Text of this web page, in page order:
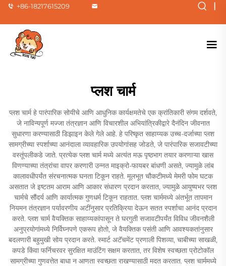
+86-18217615209 |
प्लश चार्म
प्लश चार्म हे पारंपारिक सोयीचे आणि आधुनिक कार्यक्षमतेचे एक क्रांतिकारी संगम दर्शवते,
जे नाविन्यपूर्ण मज्जा तंत्रज्ञान आणि विचारशील अभियांत्रिकीद्वारे दैनंदिन जीवनात
सुधारणा करण्यासाठी डिझाइन केले गेले आहे. हे परिष्कृत साहाय्यक उच्च-दर्जाच्या प्लश
सामग्रीच्या स्पर्शाच्या आनंदाला व्यावहारिक उपयोगांसह जोडते, जे पारंपारिक सजावटीच्या
वस्तूंपलीकडे जाते. प्रत्येक प्लश चार्म मध्ये अत्यंत मऊ पृष्ठभाग तयार करणाऱ्या खास
विणण्याच्या तंत्रांचा वापर करणारी उन्नत माइक्रो-फायबर बांधणी असते, ज्यामुळे लांब
कालावधीपर्यंत संरचनात्मक घनता टिकून राहते. मूलभूत चौकटीमध्ये मेमरी फोम घटक
असतात जे इष्टतम आराम आणि आकार संधारण प्रदान करतात, ज्यामुळे आयुष्यभर प्लश
चार्मचे सौंदर्य आणि कार्यात्मक गुणधर्म टिकून राहतात. प्लश चार्ममध्ये अंतर्भूत तापमान
नियमन तंत्रज्ञान पर्यावरणीय अटींनुसार प्रतिक्रिया देऊन सतत स्पर्शाचा आनंद प्रदान
करते. प्लश चार्म वैयक्तिक साहाय्यकांपासून ते घरगुती सजावटीपर्यंत विविध जीवनशैली
अनुप्रयोगांमध्ये निर्विघ्नपणे एकरूप होतो, जे वैयक्तिक पसंती आणि आवश्यकतांनुसार
बदलणारी बहुमुखी सोय प्रदान करते. स्मार्ट अटॅचमेंट प्रणाली पिशव्या, चाबीच्या साखळी,
कपडे किंवा फर्निचरवर सुरक्षित माउंटिंग सक्षम करतात, तर विशेष स्वच्छता प्रोटोकॉल
सामग्रीच्या गुणवत्तेत बाधा न आणता स्वच्छता राखण्यासाठी मदत करतात. प्लश चार्ममध्ये